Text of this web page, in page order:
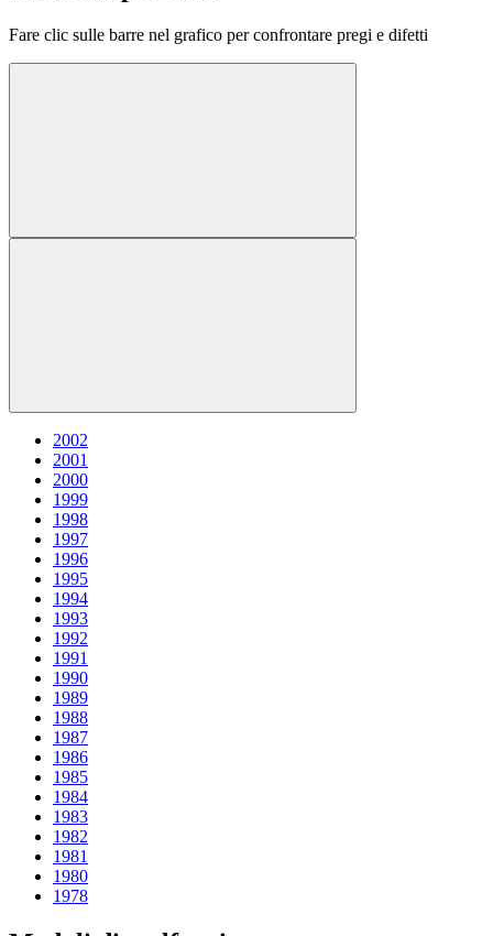
Fare clic sulle barre nel grafico per confrontare pregi e difetti
2002
2001
2000
1999
1998
1997
1996
1995
1994
1993
1992
1991
1990
1989
1988
1987
1986
1985
1984
1983
1982
1981
1980
1978